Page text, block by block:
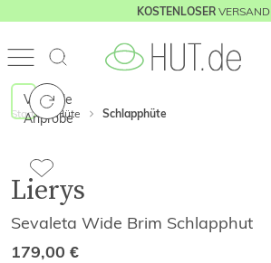
KOSTENLOSERVERSAND
Start Hüte Schlapphüte
Virtuelle
Anprobe
Lierys
Sevaleta Wide Brim Schlapphut
179,00 €